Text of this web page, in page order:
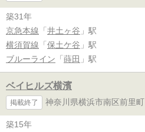
築31年
京急本線 「 井土ヶ谷 」駅
横須賀線 「 保土ケ谷 」駅
ブルーライン 「 蒔田 」駅
ベイヒルズ横濱
掲載終了 神奈川県横浜市南区前里町
築15年